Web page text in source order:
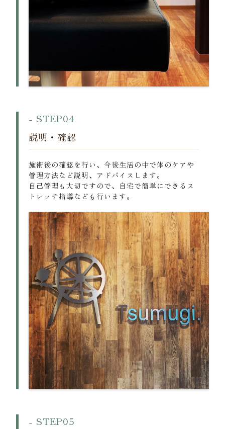
- STEP04
説明・確認
施術後の確認を行い、今後生活の中で体のケアや
管理方法など説明、アドバイスします。
自己管理も大切ですので、自宅で簡単にできるス
トレッチ指導なども行います。
- STEP05
加古川市の“つむぎ整骨 Tsumugi.”では肩こり・腰痛改善に向けた整
骨治療や美容整体を行っています。